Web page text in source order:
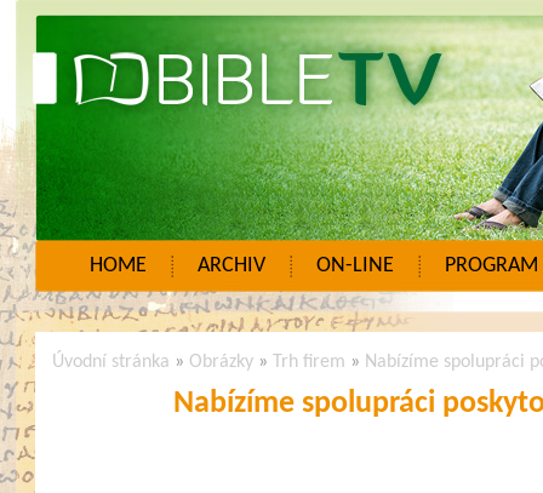
HOME ARCHIV ON-LINE PROGRAM
Úvodní stránka » Obrázky » Trh firem » Nabízíme spolupráci
Nabízíme spolupráci